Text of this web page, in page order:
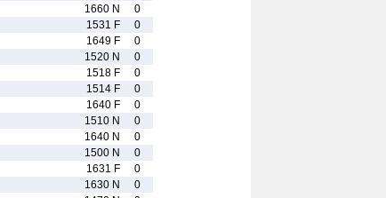
1660 N
0
1531 F
0
1649 F
0
1520 N
0
1518 F
0
1514 F
0
1640 F
0
1510 N
0
1640 N
0
1500 N
0
1631 F
0
1630 N
0